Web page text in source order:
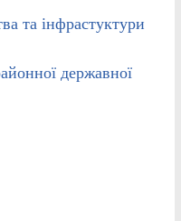
та інфрастуктури
державної